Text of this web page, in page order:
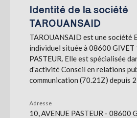
S'abonner
Identité de la société
TAROUANSAID
TAROUANSAID est une société
individuel située à 08600 GIVET
PASTEUR. Elle est spécialisée
d'activité Conseil en relations
communication (70.21Z) depuis
Adresse
10, AVENUE PASTEUR - 08600